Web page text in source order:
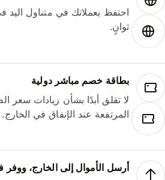
احتفظ بعملاتك في متناول اليد
ثوانٍ.
بطاقة خصم مباشر دولية
لا تقلق أبدًا بشأن زيادات سعر
المرتفعة عند الإنفاق في الخارج.
أرسل الأموال إلى الخارج، ووفر